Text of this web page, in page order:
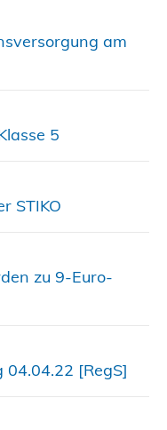
am
5
STIKO
zu 9-Euro-
[RegS]